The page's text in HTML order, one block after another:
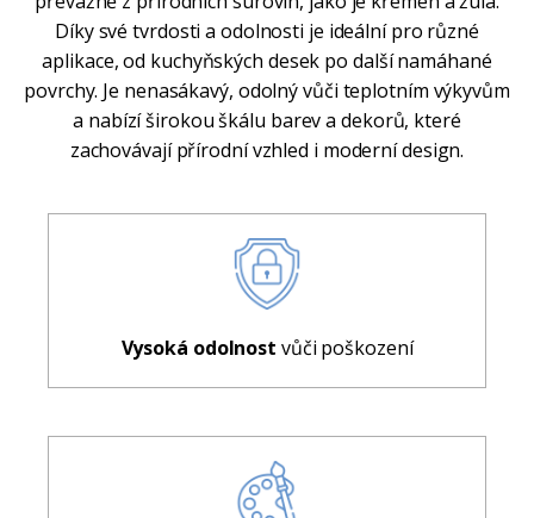
Díky své tvrdosti a odolnosti je ideální pro různé
aplikace, od kuchyňských desek po další namáhané
povrchy. Je nenasákavý, odolný vůči teplotním výkyvům
a nabízí širokou škálu barev a dekorů, které
zachovávají přírodní vzhled i moderní design.
Vysoká odolnost vůči poškození